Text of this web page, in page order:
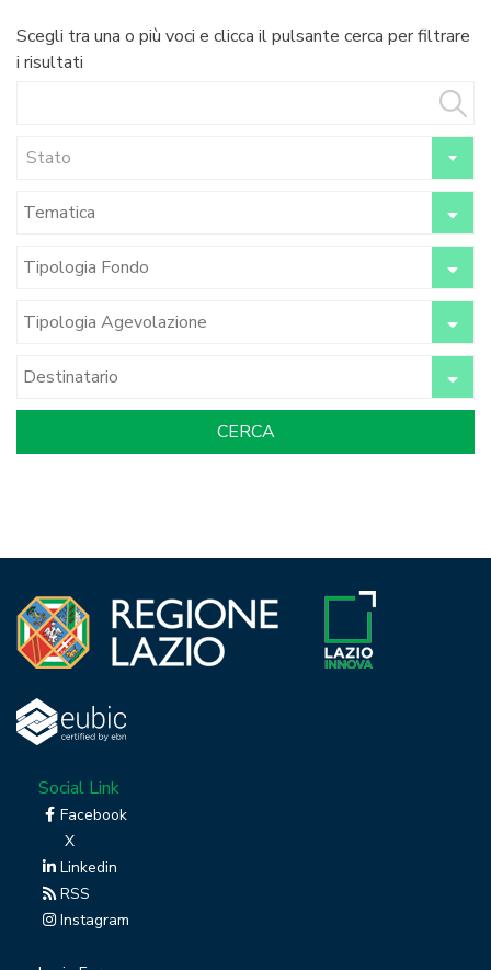
Scegli tra una o più voci e clicca il pulsante cerca per filtrare
i risultati
Stato
Social Link
Facebook
X
Linkedin
RSS
Instagram